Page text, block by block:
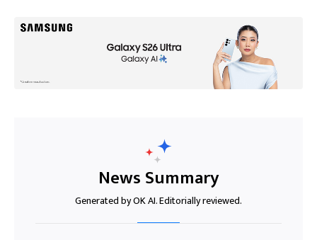
News Summary
Generated by OK AI. Editorially reviewed.